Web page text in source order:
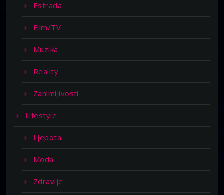
Estrada
Film/TV
Muzika
Reality
Zanimljivosti
Lifestyle
Ljepota
Moda
Zdravlje